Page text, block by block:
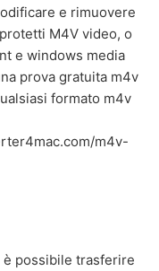
e rimuovere
M4V video, o
e windows media
prova gratuita m4v
formato m4v
m4v-
è possibile trasferire